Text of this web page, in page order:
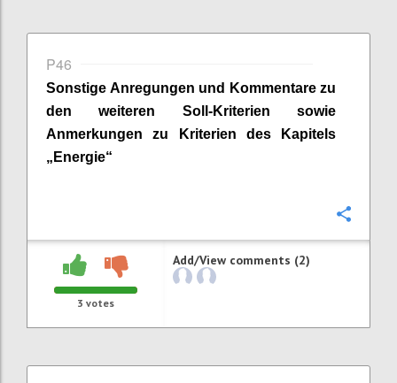
P46
Sonstige Anregungen und Kommentare zu
den weiteren Soll-Kriterien sowie
Anmerkungen zu Kriterien des Kapitels
„ Energie“
3 votes
Add/View comments (2)